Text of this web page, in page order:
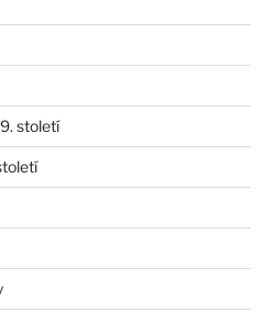
století